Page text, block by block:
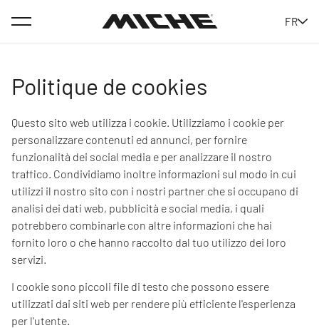
Menu
FR
Politique de cookies
Questo sito web utilizza i cookie. Utilizziamo i cookie per
personalizzare contenuti ed annunci, per fornire
funzionalità dei social media e per analizzare il nostro
traffico. Condividiamo inoltre informazioni sul modo in cui
utilizzi il nostro sito con i nostri partner che si occupano di
analisi dei dati web, pubblicità e social media, i quali
potrebbero combinarle con altre informazioni che hai
fornito loro o che hanno raccolto dal tuo utilizzo dei loro
servizi.
I cookie sono piccoli file di testo che possono essere
utilizzati dai siti web per rendere più efficiente l'esperienza
per l'utente.